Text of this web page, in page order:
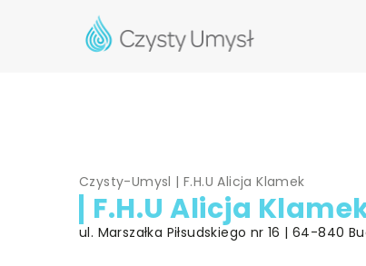
Czysty-Umysl |F.H.U Alicja Klamek
F.H.U Alicja
ul. Marszałka Piłsudskiego nr 16 | 64-840